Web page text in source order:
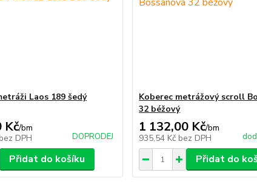
Laos 189 šedý
Kč/bm
bez DPH DOPRODEJ
Přidat do košíku
Koberec metrážový scroll
32 béžový
1 132,00 Kč/bm
935,54 Kč bez DPH
Přidat do